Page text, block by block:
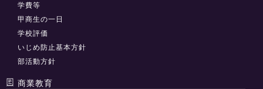
学費等
甲商生の一日
学校評価
いじめ防止基本方針
部活動方針
商業教育